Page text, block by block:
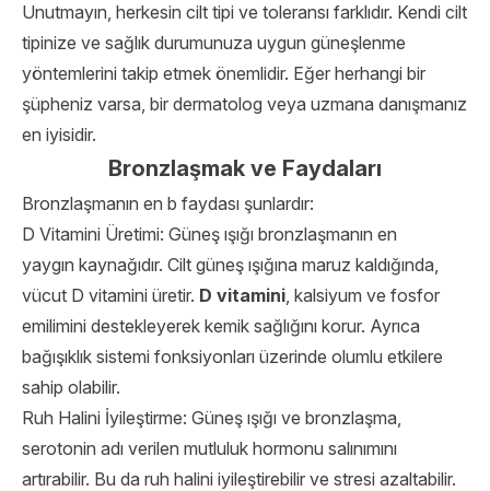
Unutmayın, herkesin cilt tipi ve toleransı farklıdır. Kendi cilt
tipinize ve sağlık durumunuza uygun güneşlenme
yöntemlerini takip etmek önemlidir. Eğer herhangi bir
şüpheniz varsa, bir dermatolog veya uzmana danışmanız
en iyisidir.
Bronzlaşmak ve Faydaları
Bronzlaşmanın en b faydası şunlardır:
D Vitamini Üretimi: Güneş ışığı bronzlaşmanın en
yaygın kaynağıdır. Cilt güneş ışığına maruz kaldığında,
vücut D vitamini üretir. D vitamini, kalsiyum ve fosfor
emilimini destekleyerek kemik sağlığını korur. Ayrıca
bağışıklık sistemi fonksiyonları üzerinde olumlu etkilere
sahip olabilir.
Ruh Halini İyileştirme: Güneş ışığı ve bronzlaşma,
serotonin adı verilen mutluluk hormonu salınımını
artırabilir. Bu da ruh halini iyileştirebilir ve stresi azaltabilir.